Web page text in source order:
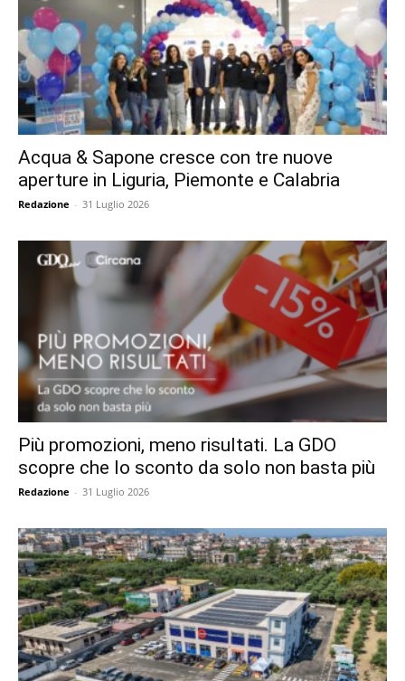
Acqua & Sapone cresce con tre nuove
aperture in Liguria, Piemonte e Calabria
Redazione - 31 Luglio 2026
Più promozioni, meno risultati. La GDO
scopre che lo sconto da solo non basta più
Redazione - 31 Luglio 2026